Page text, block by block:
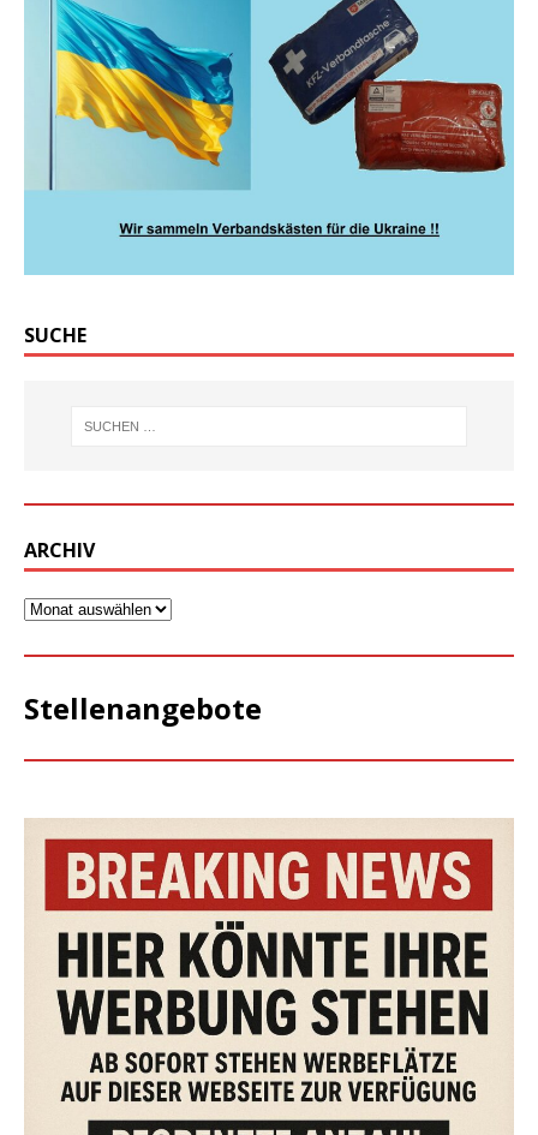
SUCHE
ARCHIV
Stellenangebote